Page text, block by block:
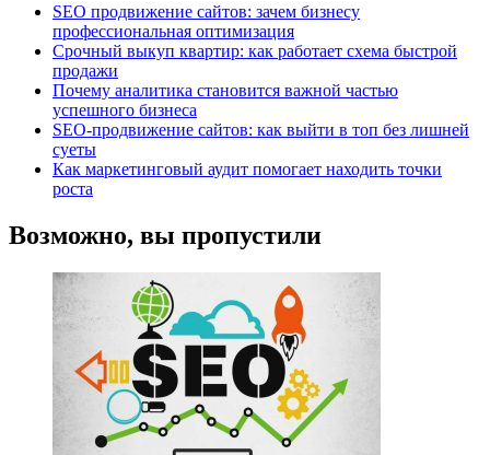
SEO продвижение сайтов: зачем бизнесу
профессиональная оптимизация
Срочный выкуп квартир: как работает схема быстрой
продажи
Почему аналитика становится важной частью
успешного бизнеса
SEO-продвижение сайтов: как выйти в топ без лишней
суеты
Как маркетинговый аудит помогает находить точки
роста
Возможно, вы пропустили